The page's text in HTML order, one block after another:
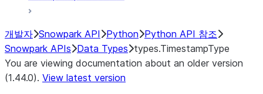
개발자 Snowpark API Python Python API 참조
Snowpark APIs Data Types types.TimestampType
You are viewing documentation about an older version
(1.44.0). View latest version